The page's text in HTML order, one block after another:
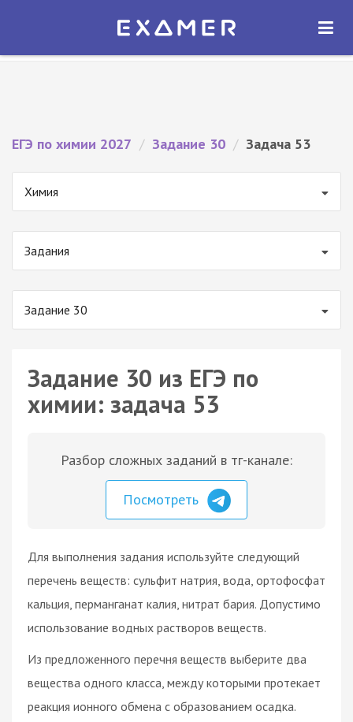
Экзамер — ЕГЭ 2027
ОТКРЫТЬ
ЕГЭ по химии 2027 / Задание 30 / Задача 53
Химия
Задания
Задание 30
Задание 30 из ЕГЭ по
химии: задача 53
Разбор сложных заданий в тг-канале:
Посмотреть
Для выполнения задания используйте следующий
перечень веществ: сульфит натрия, вода, ортофосфат
кальция, перманганат калия, нитрат бария. Допустимо
использование водных растворов веществ.
Из предложенного перечня веществ выберите два
вещества одного класса, между которыми протекает
реакция ионного обмена с образованием осадка.